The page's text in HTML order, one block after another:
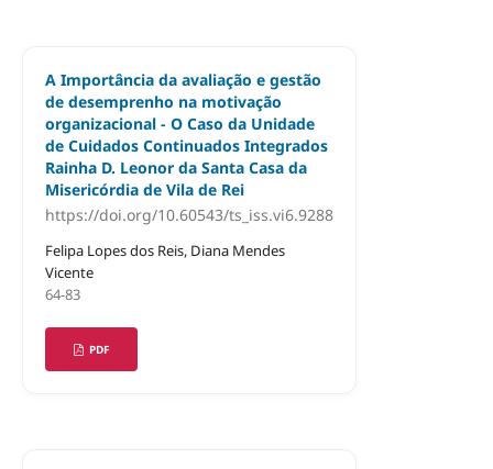
A Importância da avaliação e gestão
de desemprenho na motivação
organizacional - O Caso da Unidade
de Cuidados Continuados Integrados
Rainha D. Leonor da Santa Casa da
Misericórdia de Vila de Rei
https://doi.org/10.60543/ts_iss.vi6.9288
Felipa Lopes dos Reis, Diana Mendes
Vicente
64-83
PDF